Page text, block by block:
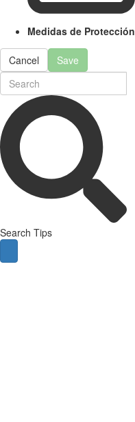
Medidas de Protección
Cancel Save
Search Tips